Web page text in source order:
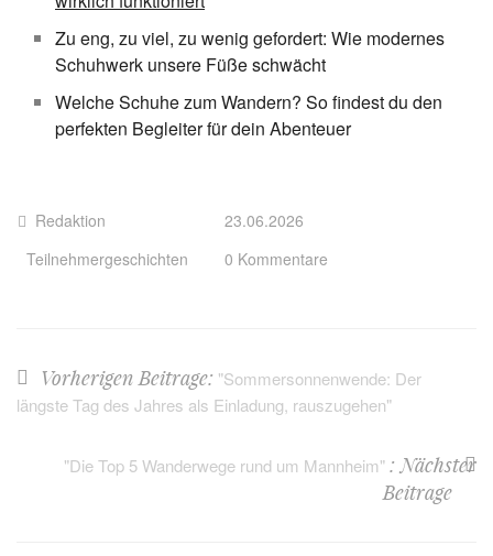
Zu eng, zu viel, zu wenig gefordert: Wie modernes
Schuhwerk unsere Füße schwächt
Welche Schuhe zum Wandern? So findest du den
perfekten Begleiter für dein Abenteuer
Redaktion
Teilnehmergeschichten
23.06.2026
0 Kommentare
Vorherigen Beitrage: "Sommersonnenwende: Der
längste Tag des Jahres als Einladung, rauszugehen"
"Die Top 5 Wanderwege rund um Mannheim": Nächster
Beitrage